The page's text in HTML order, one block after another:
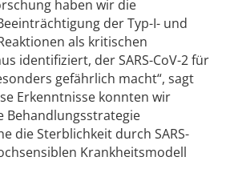
haben wir die
der Typ-I- und
als kritischen
identifiziert, der SARS-CoV-2 für
gefährlich macht“, sagt
Erkenntnisse konnten wir
Behandlungsstrategie
die Sterblichkeit durch SARS-
Krankheitsmodell